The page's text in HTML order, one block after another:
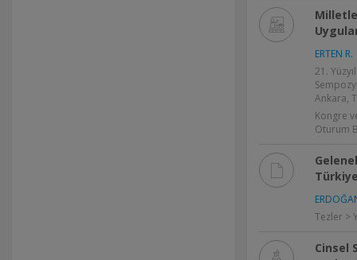
ERTEN R.
21.
Ankara,
Kongre
Oturum
Tezler >
Cinsel